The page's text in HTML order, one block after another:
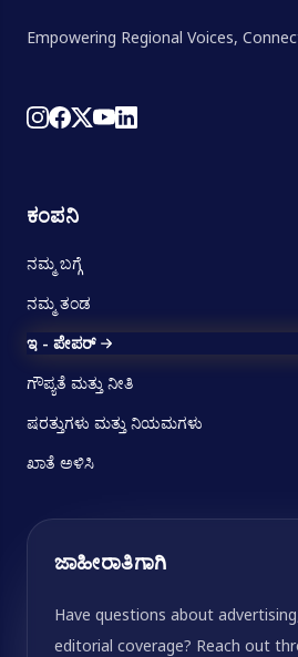
Empowering Regional Voices,
ಕಂಪನಿ
ನಮ್ಮ ಬಗ್ಗೆ
ನಮ್ಮ ತಂಡ
ಇ - ಪೇಪರ್
ಗೌಪ್ಯತೆ ಮತ್ತು ನೀತಿ
ಷರತ್ತುಗಳು ಮತ್ತು ನಿಯಮಗಳು
ಖಾತೆ ಅಳಿಸಿ
ಜಾಹೀರಾತಿಗಾಗಿ
Have questions about
editorial coverage? Reach out